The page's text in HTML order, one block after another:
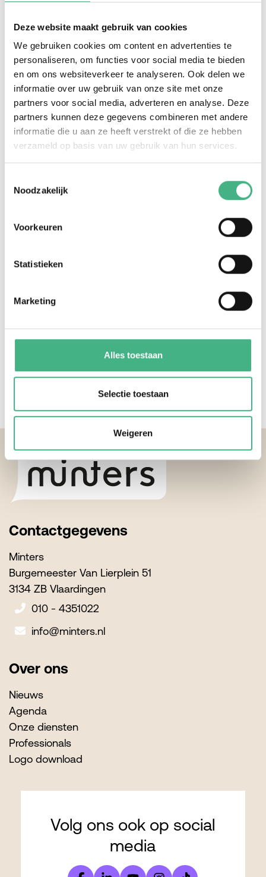
Deze website maakt gebruik van cookies
We gebruiken cookies om content en advertenties te
personaliseren, om functies voor social media te bieden
en om ons websiteverkeer te analyseren. Ook delen we
informatie over uw gebruik van onze site met onze
partners voor social media, adverteren en analyse. Deze
partners kunnen deze gegevens combineren met andere
informatie die u aan ze heeft verstrekt of die ze hebben
verzameld op basis van uw gebruik van hun services.
Noodzakelijk
Voorkeuren
Statistieken
Marketing
Alles toestaan
Selectie toestaan
Weigeren
Lijkt het je wat om in te stromen? Plan dan eerst
een kennismakingsgesprek. Hierin kan je vragen
stellen en maken wij een inschatting of je geschikt
bent voor deelname aan de groep.
Wanneer?Elke derde dinsdag van de maand,
19:00-20:30
Waar?Minters,Burgemeester Van Lierplein 51,
Vlaardingen
Voor wie?Voor jongeren van 16 t/m 23 jaar met
Terug naar de agenda
Plan een kennismakingsgesprek met onze
Mail Pepijn.
Contactgegevens
Minters
Burgemeester Van Lierplein 51
3134 ZB Vlaardingen
010 - 4351022
info@minters.nl
Over ons
Nieuws
Agenda
Onze diensten
Professionals
Logo download
Volg ons ook op social
media